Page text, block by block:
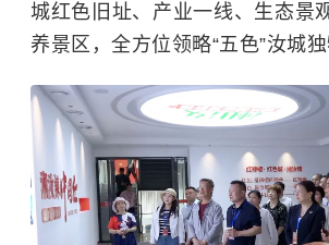
城红色旧址、产业一线、生态景
养景区，全方位领略“五色”汝城独